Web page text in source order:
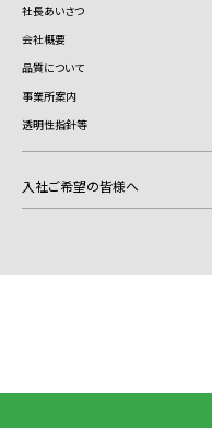
社長あいさつ
会社概要
品質について
事業所案内
透明性指針等
入社ご希望の皆様へ